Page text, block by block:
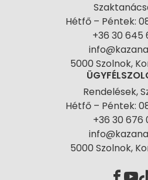
Hétfő – Péntek:
+36 30 645
5000 Szolnok,
Rendelések,
Hétfő – Péntek:
+36 30 676
5000 Szolnok,